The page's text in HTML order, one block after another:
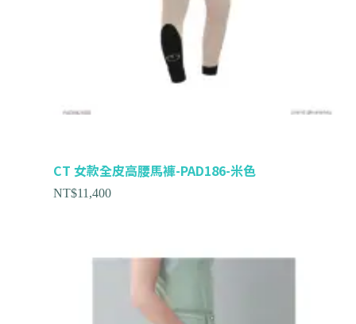
CT 女款全皮高腰馬褲-PAD186-米色
NT$11,400